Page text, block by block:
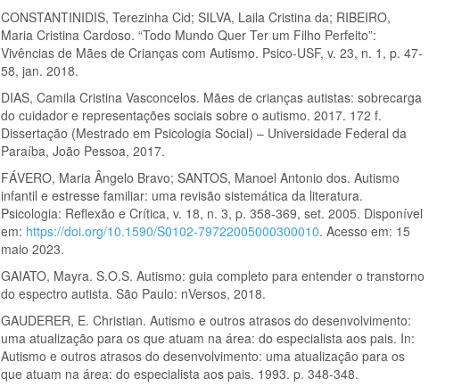
CONSTANTINIDIS, Terezinha Cid; SILVA, Laila Cristina da; RIBEIRO,
Maria Cristina Cardoso. “Todo Mundo Quer Ter um Filho Perfeito”:
Vivências de Mães de Crianças com Autismo. Psico-USF, v. 23, n. 1, p. 47-
58, jan. 2018.
DIAS, Camila Cristina Vasconcelos. Mães de crianças autistas: sobrecarga
do cuidador e representações sociais sobre o autismo. 2017. 172 f.
Dissertação (Mestrado em Psicologia Social) – Universidade Federal da
Paraíba, João Pessoa, 2017.
FÁVERO, Maria Ângelo Bravo; SANTOS, Manoel Antonio dos. Autismo
infantil e estresse familiar: uma revisão sistemática da literatura.
Psicologia: Reflexão e Crítica, v. 18, n. 3, p. 358-369, set. 2005. Disponível
em: https://doi.org/10.1590/S0102-79722005000300010. Acesso em: 15
maio 2023.
GAIATO, Mayra. S.O.S. Autismo: guia completo para entender o transtorno
do espectro autista. São Paulo: nVersos, 2018.
GAUDERER, E. Christian. Autismo e outros atrasos do desenvolvimento:
uma atualização para os que atuam na área: do especialista aos pais. In:
Autismo e outros atrasos do desenvolvimento: uma atualização para os
que atuam na área: do especialista aos pais. 1993. p. 348-348.